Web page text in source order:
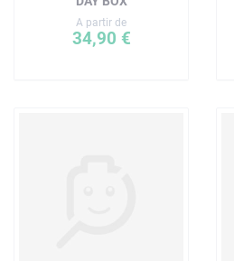
A partir de
34,90 €